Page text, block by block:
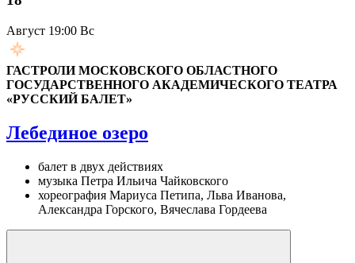
Август 19:00 Вс
ГАСТРОЛИ МОСКОВСКОГО ОБЛАСТНОГО
ГОСУДАРСТВЕННОГО АКАДЕМИЧЕСКОГО ТЕАТРА
«РУССКИЙ БАЛЕТ»
Лебединое озеро
балет в двух действиях
музыка Петра Ильича Чайковского
хореография Мариуса Петипа, Льва Иванова,
Александра Горского, Вячеслава Гордеева